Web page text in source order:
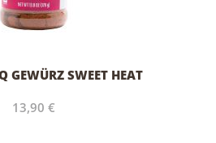
GEWÜRZ SWEET HEAT
13,90 €